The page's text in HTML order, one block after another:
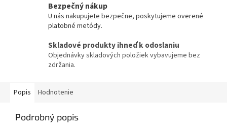
Bezpečný nákup
U nás nakupujete bezpečne, poskytujeme overené
platobné metódy.
Skladové produkty ihneď k odoslaniu
Objednávky skladových položiek vybavujeme bez
zdržania.
Popis Hodnotenie
Podrobný popis